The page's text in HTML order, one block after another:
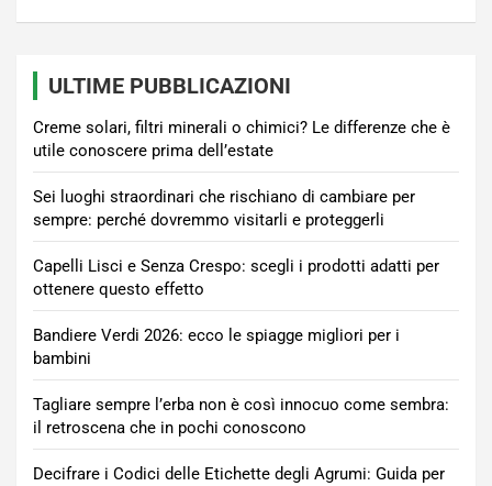
ULTIME PUBBLICAZIONI
Creme solari, filtri minerali o chimici? Le differenze che è
utile conoscere prima dell’estate
Sei luoghi straordinari che rischiano di cambiare per
sempre: perché dovremmo visitarli e proteggerli
Capelli Lisci e Senza Crespo: scegli i prodotti adatti per
ottenere questo effetto
Bandiere Verdi 2026: ecco le spiagge migliori per i
bambini
Tagliare sempre l’erba non è così innocuo come sembra:
il retroscena che in pochi conoscono
Decifrare i Codici delle Etichette degli Agrumi: Guida per